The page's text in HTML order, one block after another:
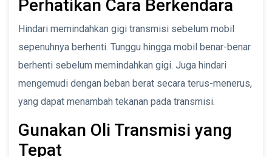
Perhatikan Cara Berkendara
Hindari memindahkan gigi transmisi sebelum mobil
sepenuhnya berhenti. Tunggu hingga mobil benar-benar
berhenti sebelum memindahkan gigi. Juga hindari
mengemudi dengan beban berat secara terus-menerus,
yang dapat menambah tekanan pada transmisi.
Gunakan Oli Transmisi yang
Tepat